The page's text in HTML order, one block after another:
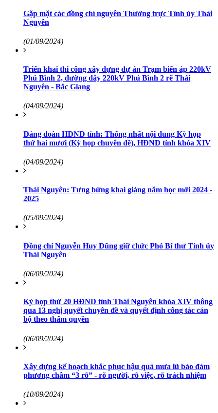
Gặp mặt các đồng chí nguyên Thường trực Tỉnh ủy Thái
Nguyên
(01/09/2024)
Triển khai thi công xây dựng dự án Trạm biến áp 220kV
Phú Bình 2, đường dây 220kV Phú Bình 2 rẽ Thái
Nguyên - Bắc Giang
(04/09/2024)
Đảng đoàn HĐND tỉnh: Thống nhất nội dung Kỳ họp
thứ hai mươi (Kỳ họp chuyên đề), HĐND tỉnh khóa XIV
(04/09/2024)
Thái Nguyên: Tưng bừng khai giảng năm học mới 2024 -
2025
(05/09/2024)
Đồng chí Nguyễn Huy Dũng giữ chức Phó Bí thư Tỉnh ủy
Thái Nguyên
(06/09/2024)
Kỳ họp thứ 20 HĐND tỉnh Thái Nguyên khóa XIV thông
qua 13 nghị quyết chuyên đề và quyết định công tác cán
bộ theo thẩm quyền
(06/09/2024)
Xây dựng kế hoạch khắc phục hậu quả mưa lũ bảo đảm
phương châm “3 rõ” - rõ người, rõ việc, rõ trách nhiệm
(10/09/2024)